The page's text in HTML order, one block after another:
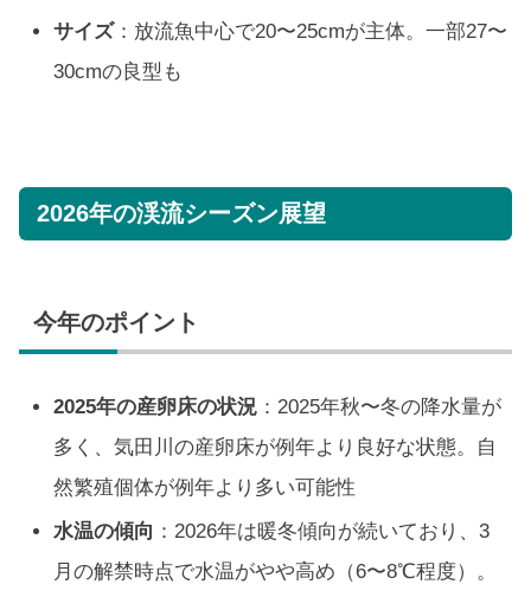
サイズ：放流魚中心で20〜25cmが主体。一部27〜
30cmの良型も
2026年の渓流シーズン展望
今年のポイント
2025年の産卵床の状況 ：2025年秋〜冬の降水量が
多く、気田川の産卵床が例年より良好な状態。自
然繁殖個体が例年より多い可能性
水温の傾向 ：2026年は暖冬傾向が続いており、3
月の解禁時点で水温がやや高め（6〜8℃程度）。